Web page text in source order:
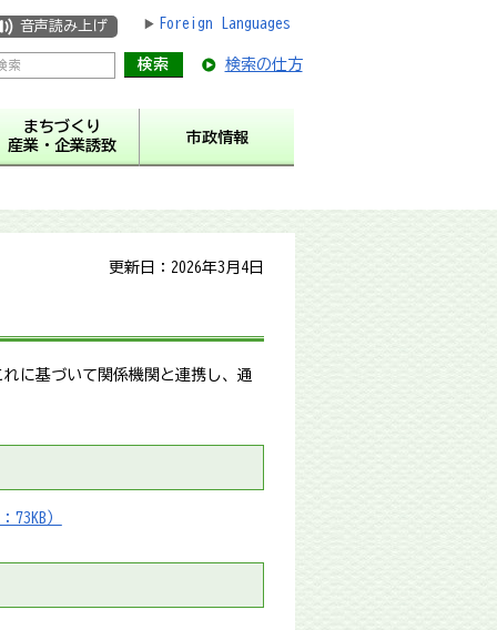
音声読み上げ Foreign Languages
検索の仕方
まちづくり
産業・企業誘致
市政情報
更新日：2026年3月4日
に基づいて関係機関と連携し、通
）